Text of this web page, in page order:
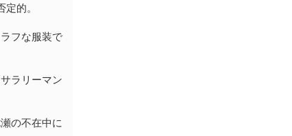
的。
フな服装で
ラリーマン
の不在中に